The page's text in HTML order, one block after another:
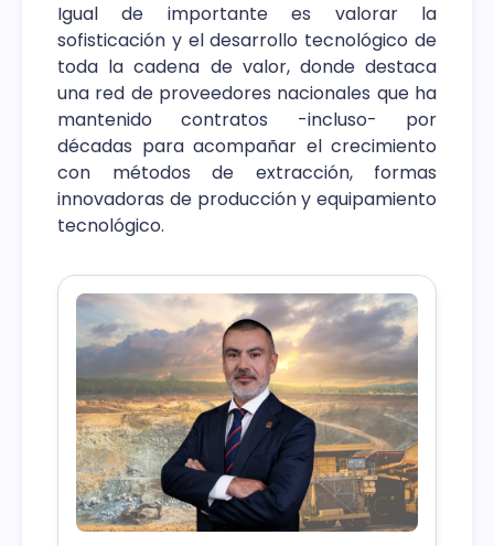
Igual de importante es valorar la
sofisticación y el desarrollo tecnológico de
toda la cadena de valor, donde destaca
una red de proveedores nacionales que ha
mantenido contratos -incluso- por
décadas para acompañar el crecimiento
con métodos de extracción, formas
innovadoras de producción y equipamiento
tecnológico.